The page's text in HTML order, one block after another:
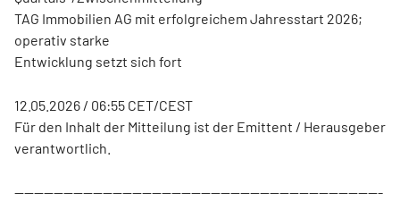
TAG Immobilien AG mit erfolgreichem Jahresstart 2026;
operativ starke
Entwicklung setzt sich fort
12.05.2026 / 06:55 CET/CEST
Für den Inhalt der Mitteilung ist der Emittent / Herausgeber
verantwortlich.
---------------------------------------------------------------------------